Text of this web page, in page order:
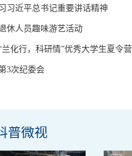
习近平总书记重要讲话精神
休人员趣味游艺活动
化行，科研情”优秀大学生夏令营
3次纪委会
普微视